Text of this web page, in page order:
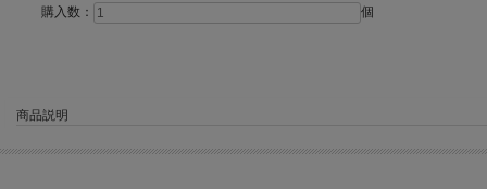
購入数： 個
商品説明